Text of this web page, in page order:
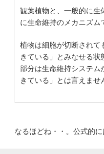
観葉植物と、一般的に生
に生命維持のメカニズム
植物は細胞が切断されて
きている」とみなせる状
部分は生命維持システム
きている」とは言えませ
なるほどね・・。公式的に